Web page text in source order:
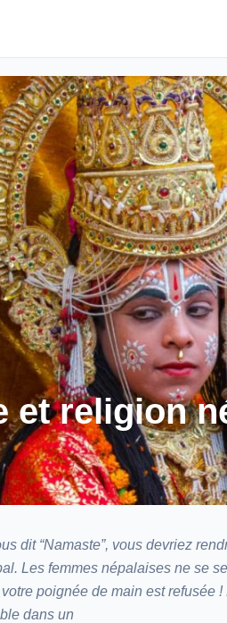
et religion
dit “Namaste”, vous devriez
Les femmes népalaises ne se
poignée de main est refusée
dans un